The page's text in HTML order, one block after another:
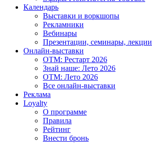
Календарь
Выставки и воркшопы
Рекламники
Вебинары
Презентации, семинары, лекции
Онлайн-выставки
OTM: Рестарт 2026
Знай наше: Лето 2026
OTM: Лето 2026
Все онлайн-выставки
Реклама
Loyalty
О программе
Правила
Рейтинг
Внести бронь